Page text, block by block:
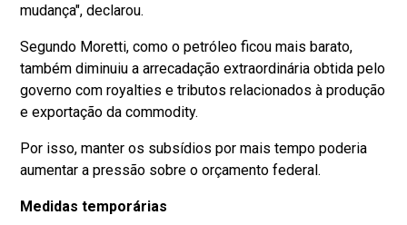
mudança", declarou.
Segundo Moretti, como o petróleo ficou mais barato,
também diminuiu a arrecadação extraordinária obtida pelo
governo com royalties e tributos relacionados à produção
e exportação da commodity.
Por isso, manter os subsídios por mais tempo poderia
aumentar a pressão sobre o orçamento federal.
Medidas temporárias